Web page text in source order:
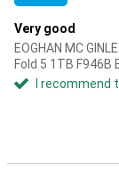
Very good
EOGHAN MC
Fold 5 1TB F946B
I recommend